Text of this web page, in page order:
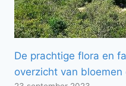
De prachtige flora en
overzicht van bloemen